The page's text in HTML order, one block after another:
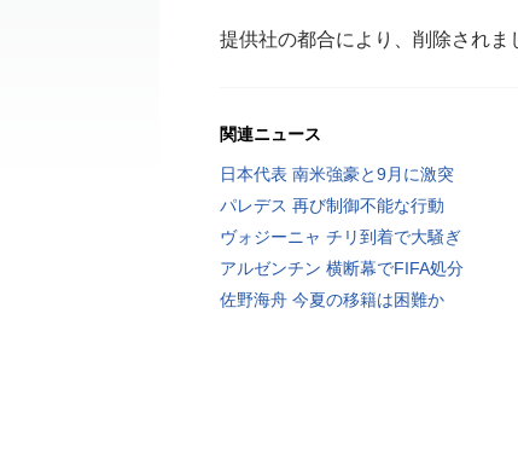
提供社の都合により、削除されま
関連ニュース
日本代表 南米強豪と9月に激突
パレデス 再び制御不能な行動
ヴォジーニャ チリ到着で大騒ぎ
アルゼンチン 横断幕でFIFA処分
佐野海舟 今夏の移籍は困難か